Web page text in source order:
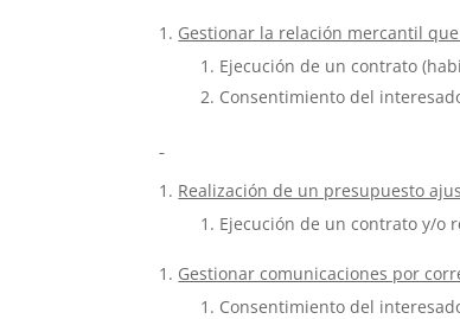
Gestionar la relación mercantil
Ejecución de un contrato
Consentimiento del
Realización de un presupuesto
Ejecución de un contrato y/o
Gestionar comunicaciones por
Consentimiento del